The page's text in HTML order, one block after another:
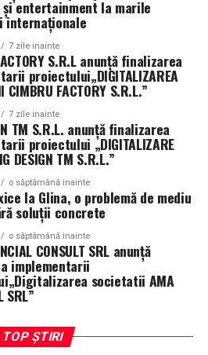
a proiectului F.E.I.B.
@feibfencing (Instagram,
SSD a RL
– 20124 Milano, Italia
cu ușurință, permițându-ți
mașina ta.
clasic, camuflajul militar
Acest tip de camuflaj este
militare și poate adăuga un
mașinii tale.
design mai urban și
urban poate fi o opțiune
camuflaj combină elemente de
de urbanitate, permițându-
și atractiv pentru mașina ta.
Auto Personalizate
și entertainment la marile
internaționale
7 zile inainte
S.R.L anunţă finalizarea
proiectului„DIGITALIZAREA
CIMBRU FACTORY S.R.L.”
7 zile inainte
TM S.R.L. anunţă finalizarea
proiectului „DIGITALIZARE
DESIGN TM S.R.L.”
o săptămână inainte
la Glina, o problemă de mediu
soluții concrete
o săptămână inainte
CONSULT SRL anunţă
implementarii
societatii AMA
SRL”
TOP ȘTIRI